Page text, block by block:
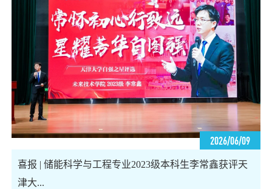
2026/06/09
喜报 | 储能科学与工程专业2023级本科生李常鑫获评天
津大...